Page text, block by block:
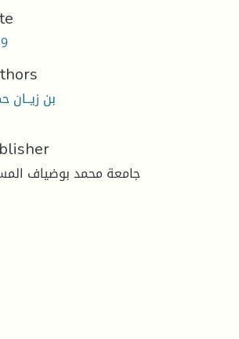
بن زيــان
جامعة محمد بوضياف